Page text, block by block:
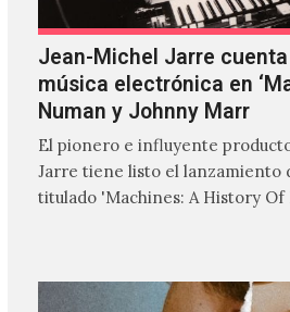
Jean-Michel Jarre
música electrónica en
Numan y Johnny Marr
El pionero e influyente
Jarre tiene listo el lanzamiento
titulado 'Machines: A History Of